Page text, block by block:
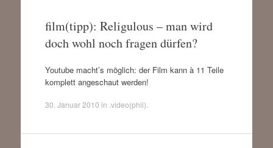
film(tipp): Religulous – man wird
doch wohl noch fragen dürfen?
Youtube macht’s möglich: der Film kann à 11 Teile
komplett angeschaut werden!
30. Januar 2010 in .video(phil)